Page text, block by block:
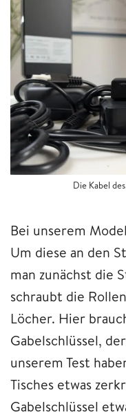
Die Kabel
Bei unserem
Um diese an den
man zunächst die
schraubt die
Löcher. Hier
Gabelschlüssel,
unserem Test
Tisches etwas
Gabelschlüssel